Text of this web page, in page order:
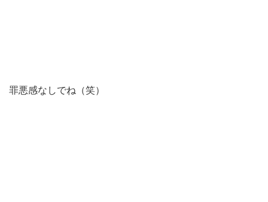
罪悪感なしでね（笑）